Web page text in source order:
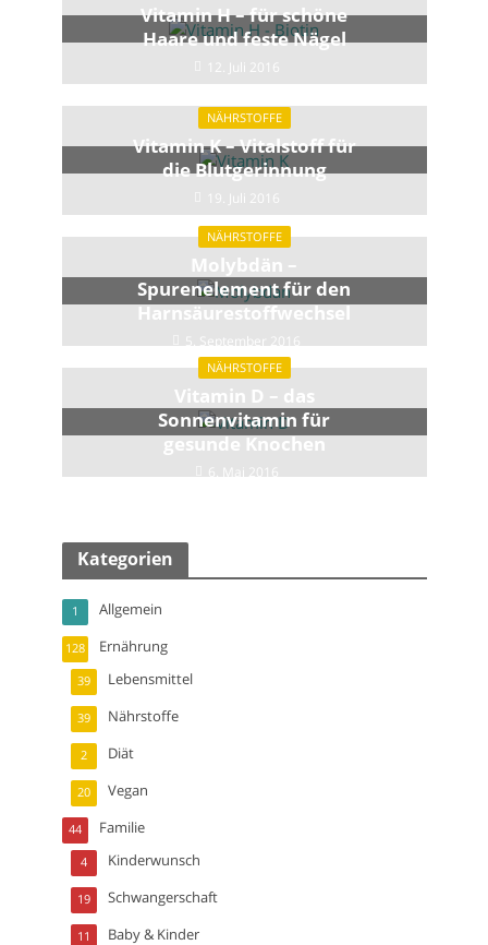
Vitamin H – für schöne
Haare und feste Nägel
12. Juli 2016
NÄHRSTOFFE
Vitamin K – Vitalstoff für
die Blutgerinnung
19. Juli 2016
NÄHRSTOFFE
Molybdän –
Spurenelement für den
Harnsäure­stoffwechsel
5. September 2016
NÄHRSTOFFE
Vitamin D – das
Sonnenvitamin für
gesunde Knochen
6. Mai 2016
Kategorien
Allgemein
1
Ernährung
128
Lebensmittel
39
Nährstoffe
39
Diät
2
Vegan
20
Familie
44
Kinderwunsch
4
Schwangerschaft
19
Baby & Kinder
11